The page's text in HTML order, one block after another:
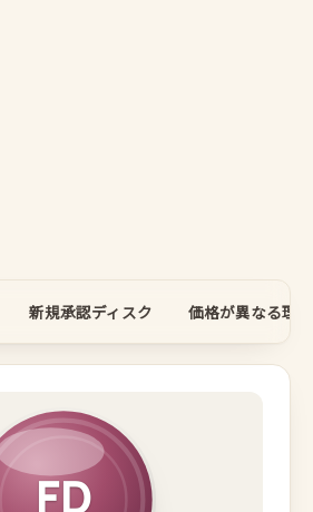
新規承認ディスク 価格が異なる理由
FD